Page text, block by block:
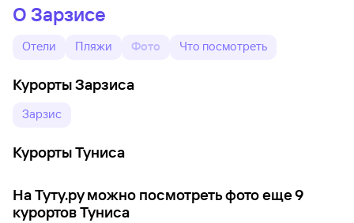
О Зарзисе
Отели Пляжи Фото Что посмотреть
Курорты Зарзиса
Зарзис
Курорты Туниса
На Туту.ру можно посмотреть фото еще 9
курортов Туниса